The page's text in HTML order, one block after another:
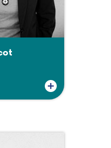
sur Florence Nicot